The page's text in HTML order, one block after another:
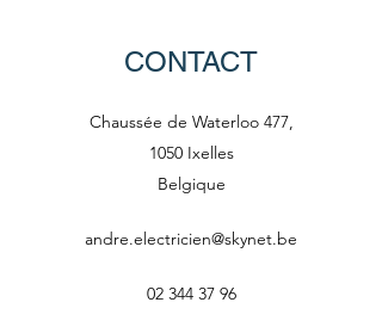
CONTACT
Chaussée de Waterloo 477,
1050 Ixelles
Belgique
andre.electricien@skynet.be
02 344 37 96